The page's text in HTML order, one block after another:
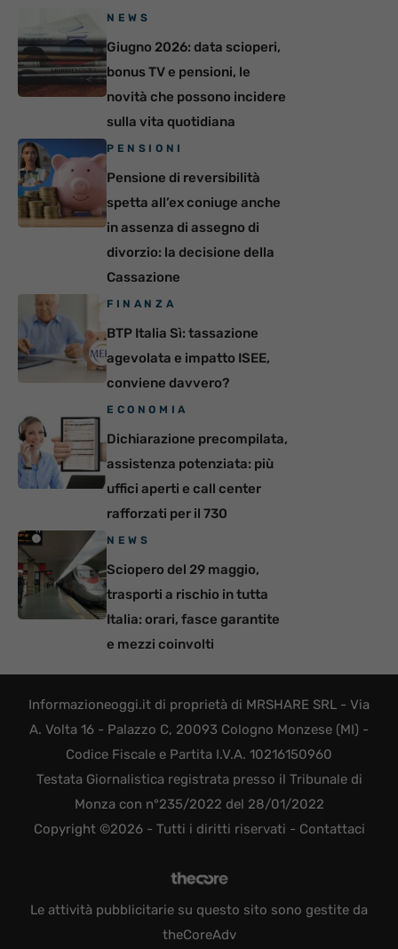
NEWS
Giugno 2026: data scioperi,
bonus TV e pensioni, le
novità che possono incidere
sulla vita quotidiana
PENSIONI
Pensione di reversibilità
spetta all’ex coniuge anche
in assenza di assegno di
divorzio: la decisione della
Cassazione
FINANZA
BTP Italia Sì: tassazione
agevolata e impatto ISEE,
conviene davvero?
ECONOMIA
Dichiarazione precompilata,
assistenza potenziata: più
uffici aperti e call center
rafforzati per il 730
NEWS
Sciopero del 29 maggio,
trasporti a rischio in tutta
Italia: orari, fasce garantite
e mezzi coinvolti
Informazioneoggi.it di proprietà di MRSHARE SRL - Via
A. Volta 16 - Palazzo C, 20093 Cologno Monzese (MI) -
Codice Fiscale e Partita I.V.A. 10216150960
Testata Giornalistica registrata presso il Tribunale di
Monza con n°235/2022 del 28/01/2022
Copyright ©2026 - Tutti i diritti riservati - Contattaci
Le attività pubblicitarie su questo sito sono gestite da
theCoreAdv